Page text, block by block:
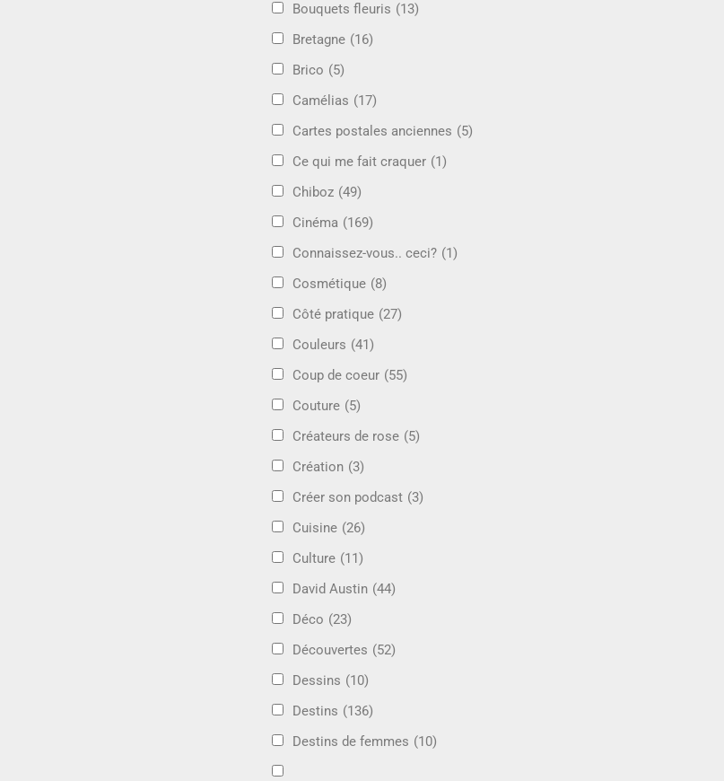
Bouquets fleuris (13)
Bretagne (16)
Brico (5)
Camélias (17)
Cartes postales anciennes (5)
Ce qui me fait craquer (1)
Chiboz (49)
Cinéma (169)
Connaissez-vous.. ceci? (1)
Cosmétique (8)
Côté pratique (27)
Couleurs (41)
Coup de coeur (55)
Couture (5)
Créateurs de rose (5)
Création (3)
Créer son podcast (3)
Cuisine (26)
Culture (11)
David Austin (44)
Déco (23)
Découvertes (52)
Dessins (10)
Destins (136)
Destins de femmes (10)